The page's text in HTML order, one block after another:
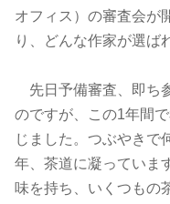
オフィス） の審査会が
り、
どんな作家が選ば
先日予備審査、即ち
のですが、
この1年間
じました。 つぶやきで
年、 茶道に凝っていま
味を持ち、 いくつもの